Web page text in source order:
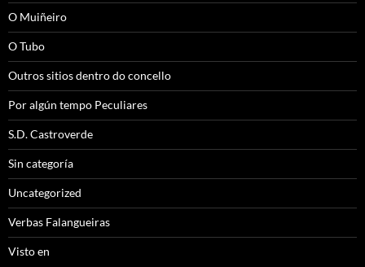
O Muiñeiro
O Tubo
Outros sitios dentro do concello
Por algún tempo Peculiares
S.D. Castroverde
Sin categoría
Uncategorized
Verbas Falangueiras
Visto en